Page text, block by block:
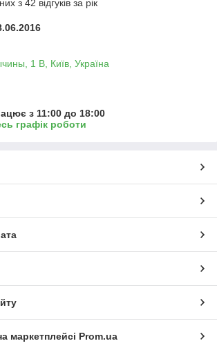
з 42 відгуків за рік
1 В, Київ, Україна
з 11:00 до 18:00
графік роботи
маркетплейсі Prom.ua